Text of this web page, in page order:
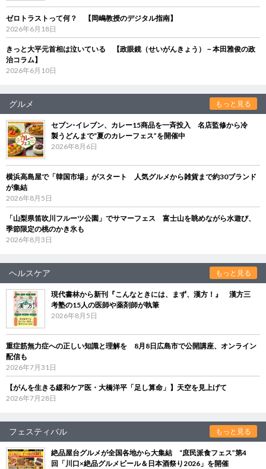
ゼロトラストって何？ 【岡嶋教授のデジタル指南】
2026年6月18日
きっと大平元首相は泣いている 【政眼鏡（せいがんきょう）－本田雅俊の政
治コラム】
2026年6月10日
グルメ もっと見る
セブン‐イレブン、カレー15商品を一斉投入 名店監修から冷
製うどんまで“夏のカレーフェス”を開催中
2026年8月6日
横浜高島屋で「韓国市場」がスタート 人気グルメから雑貨まで約30ブランド
が集結
2026年8月5日
「山梨県笛吹川フルーツ公園」でサマーフェス 富士山を眺めながら水遊び、
季節限定の桃のかき氷も
2026年8月3日
ヘルスケア もっと見る
現代書林から新刊『こんなときには、まず、漢方！』 漢方三
考塾の15人の医師や薬剤師が執筆
2026年8月5日
重症筋無力症への正しい知識と理解を 8月8日広島市で公開講座、オンライン
配信も
2026年7月31日
【がんを生きる緩和ケア医・大橋洋平「足し算命」】天空を見上げて
2026年7月28日
フェスティバル もっと見る
絶品屋台グルメが全国各地から大集結 “庶民派食フェス”第4
回「川口×絶品グルメビール＆日本酒祭り2026」を開催